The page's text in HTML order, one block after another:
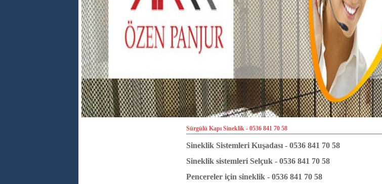
Sürgülü Kapı Sineklik - 0536 841 70 58
Sineklik Sistemleri Kuşadası - 0536 841 70 58
Sineklik sistemleri Selçuk - 0536 841 70 58
Pencereler için sineklik - 0536 841 70 58